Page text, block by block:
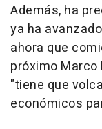
Además, ha
ya ha
ahora que
próximo Marco
"tiene que
económicos